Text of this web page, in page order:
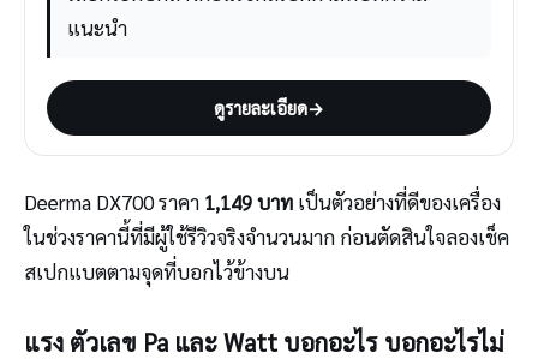
แนะนำ
ดูรายละเอียด→
Deerma DX700 ราคา 1,149 บาท เป็นตัวอย่างที่ดีของเครื่อง
ในช่วงราคานี้ที่มีผู้ใช้รีวิวจริงจำนวนมาก ก่อนตัดสินใจลองเช็ค
สเปกแบตตามจุดที่บอกไว้ข้างบน
แรง ตัวเลข Pa และ Watt บอกอะไร บอกอะไรไม่